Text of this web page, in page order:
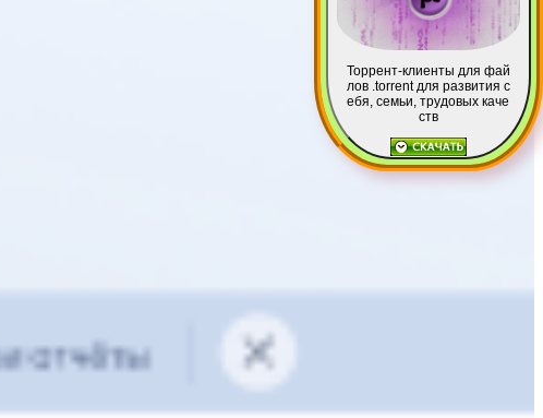
Торрент-клиенты для фай
лов .torrent для развития с
ебя, семьи, трудовых каче
ств